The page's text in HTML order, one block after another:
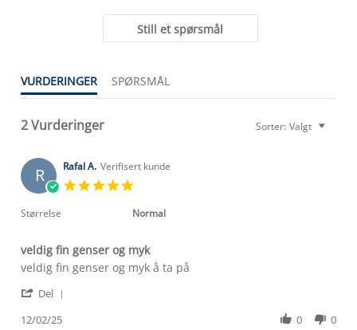
Still et spørsmål
VURDERINGER SPØRSMÅL
2 Vurderinger Sorter: Valgt
R Rafal A. Verifisert kunde
rating
Størrelse Normal
veldig fin genser og myk
Review
Rafal
on
review
veldig
genser
veldig fin genser og myk å ta på
Del
12/02/25 0 0